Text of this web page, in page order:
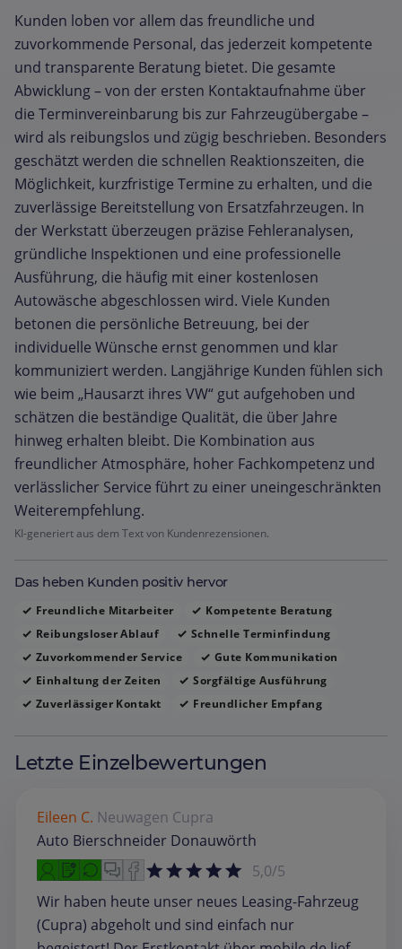
Kunden loben vor allem das freundliche und
zuvorkommende Personal, das jederzeit kompetente
und transparente Beratung bietet. Die gesamte
Abwicklung – von der ersten Kontaktaufnahme über
die Terminvereinbarung bis zur Fahrzeugübergabe –
wird als reibungslos und zügig beschrieben. Besonders
geschätzt werden die schnellen Reaktionszeiten, die
Möglichkeit, kurzfristige Termine zu erhalten, und die
zuverlässige Bereitstellung von Ersatzfahrzeugen. In
der Werkstatt überzeugen präzise Fehleranalysen,
gründliche Inspektionen und eine professionelle
Ausführung, die häufig mit einer kostenlosen
Autowäsche abgeschlossen wird. Viele Kunden
betonen die persönliche Betreuung, bei der
individuelle Wünsche ernst genommen und klar
kommuniziert werden. Langjährige Kunden fühlen sich
wie beim „Hausarzt ihres VW“ gut aufgehoben und
schätzen die beständige Qualität, die über Jahre
hinweg erhalten bleibt. Die Kombination aus
freundlicher Atmosphäre, hoher Fachkompetenz und
verlässlicher Service führt zu einer uneingeschränkten
Weiterempfehlung.
KI-generiert aus dem Text von Kundenrezensionen.
Das heben Kunden positiv hervor
Freundliche Mitarbeiter
Kompetente Beratung
Reibungsloser Ablauf
Schnelle Terminfindung
Zuvorkommender Service
Gute Kommunikation
Einhaltung der Zeiten
Sorgfältige Ausführung
Zuverlässiger Kontakt
Freundlicher Empfang
Letzte Einzelbewertungen
Eileen C. Neuwagen Cupra
Auto Bierschneider Donauwörth
5,0/5
Wir haben heute unser neues Leasing-Fahrzeug
(Cupra) abgeholt und sind einfach nur